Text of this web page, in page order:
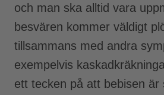
och man ska alltid vara
besvären kommer väldigt
tillsammans med andra
exempelvis
ett tecken på att bebisen är